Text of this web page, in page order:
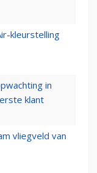
kleurstelling
in
klant
vliegveld van